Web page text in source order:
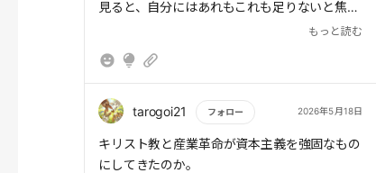
見ると、自分にはあれもこれも足りないと焦り
を感じてしまうが、ないことを基準に考えた
ものなのかもしれない。でもお金は欲しいし成
もっと読む
tarogoi21 フォロー 2026年5月18日
もっと読む
キリスト教と産業革命が資本主義を強固なもの
にしてきたのか。